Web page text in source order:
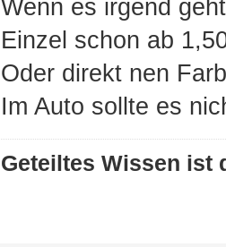
Wenn es irgend
Einzel schon ab
Oder direkt nen
Im Auto sollte es
Geteiltes Wissen ist